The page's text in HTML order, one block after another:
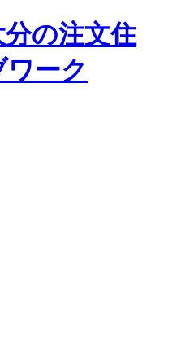
の注文住
ーク